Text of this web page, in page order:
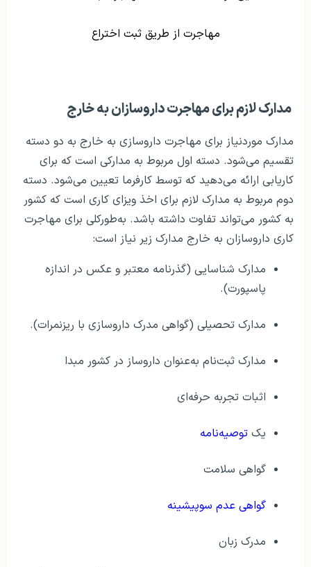
مهاجرت از طریق ثبت اختراع
مدارک لازم برای مهاجرت داروسازان به خارج
مدارک موردنیاز برای مهاجرت داروسازی به خارج به دو دسته
تقسیم می‌شود. دسته اول مربوط به مدارکی است که برای
کاریابی ارائه می‌دهید که توسط کارفرما تعیین می‌شود. دسته
دوم مربوط به مدارک لازم برای اخذ ویزای کاری است که کشور
به کشور می‌تواند تفاوت داشته باشد. به‌طورکلی برای مهاجرت
کاری داروسازان به خارج مدارک زیر نیاز است:
مدارک شناسایی (گذرنامه معتبر و عکس در اندازه
پاسپورت).
مدارک تحصیلی (گواهی مدرک داروسازی با ریزنمرات).
مدارک ثبت‌نام به‌عنوان داروساز در کشور مبدا
اثبات تجربه حرفه‌ای
یک توصیه‌نامه
گواهی سلامت
گواهی عدم سوپیشینه
مدرک زبان